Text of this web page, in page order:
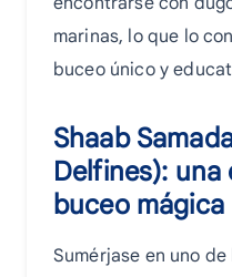
marinas, lo que lo
buceo único y
Shaab
Delfines): una
buceo mágica
Sumérjase en uno de